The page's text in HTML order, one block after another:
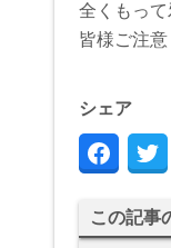
全くもって
皆様ご注意
シェア
この記事